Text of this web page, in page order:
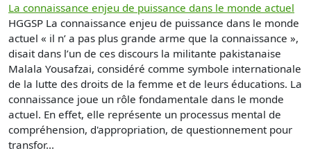
La connaissance enjeu de puissance dans le monde actuel
HGGSP La connaissance enjeu de puissance dans le monde
actuel « il n’ a pas plus grande arme que la connaissance »,
disait dans l’un de ces discours la militante pakistanaise
Malala Yousafzai, considéré comme symbole internationale
de la lutte des droits de la femme et de leurs éducations. La
connaissance joue un rôle fondamentale dans le monde
actuel. En effet, elle représente un processus mental de
compréhension, d'appropriation, de questionnement pour
transfor...